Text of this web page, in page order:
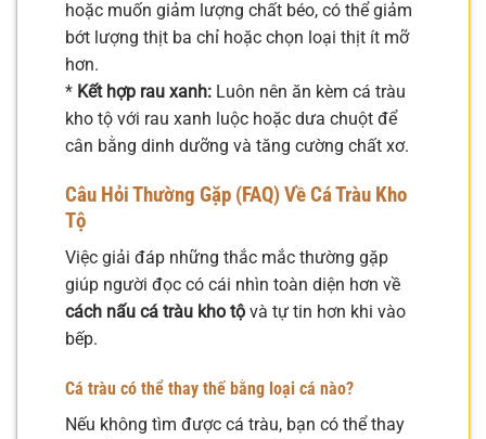
hoặc muốn giảm lượng chất béo, có thể giảm
bớt lượng thịt ba chỉ hoặc chọn loại thịt ít mỡ
hơn.
* Kết hợp rau xanh: Luôn nên ăn kèm cá tràu
kho tộ với rau xanh luộc hoặc dưa chuột để
cân bằng dinh dưỡng và tăng cường chất xơ.
Câu Hỏi Thường Gặp (FAQ) Về Cá Tràu Kho
Tộ
Việc giải đáp những thắc mắc thường gặp
giúp người đọc có cái nhìn toàn diện hơn về
cách nấu cá tràu kho tộ và tự tin hơn khi vào
bếp.
Cá tràu có thể thay thế bằng loại cá nào?
Nếu không tìm được cá tràu, bạn có thể thay